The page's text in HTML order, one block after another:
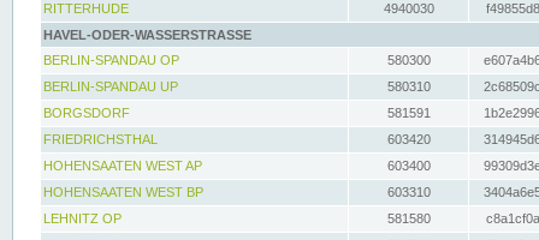
RITTERHUDE
4940030
HAVEL-ODER-WASSERSTRASSE
BERLIN-SPANDAU OP
580300
BERLIN-SPANDAU UP
580310
BORGSDORF
581591
FRIEDRICHSTHAL
603420
HOHENSAATEN WEST AP
603400
HOHENSAATEN WEST BP
603310
LEHNITZ OP
581580